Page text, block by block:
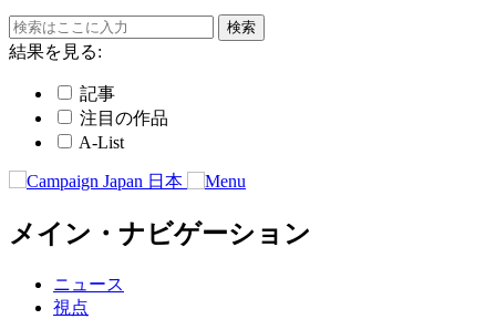
結果を見る:
記事
注目の作品
A-List
メイン・ナビゲーション
ニュース
視点